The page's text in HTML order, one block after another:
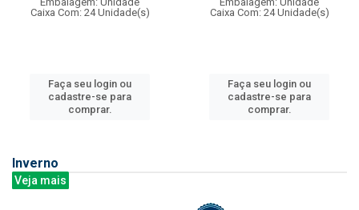
Caixa Com: 24 Unidade(s)
Faça seu login ou
cadastre-se para
comprar.
Caixa Com: 24 Unidade(s)
Faça seu login ou
cadastre-se para
comprar.
Inverno
Veja mais